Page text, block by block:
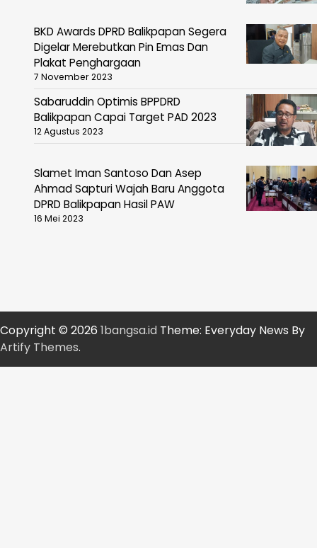
BKD Awards DPRD Balikpapan Segera
Digelar Merebutkan Pin Emas Dan
Plakat Penghargaan
7 November 2023
Sabaruddin Optimis BPPDRD
Balikpapan Capai Target PAD 2023
12 Agustus 2023
Slamet Iman Santoso Dan Asep
Ahmad Sapturi Wajah Baru Anggota
DPRD Balikpapan Hasil PAW
16 Mei 2023
Copyright © 2026 1bangsa.id Theme: Everyday News By
Artify Themes.